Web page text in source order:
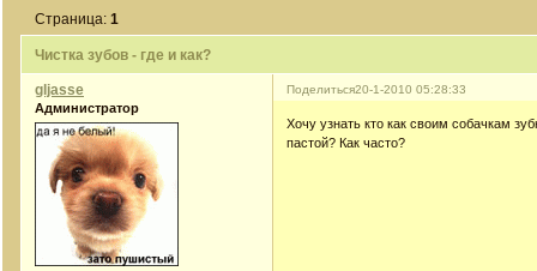
Чистка зубов - где и как?
Страница:1
Поделиться20-1-2010 05:28:33
gljasse
Администратор
Хочу узнать кто как своим собачкам
пастой? Как часто?